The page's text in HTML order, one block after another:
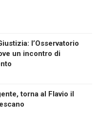
l’Osservatorio
un incontro di
torna al Flavio il